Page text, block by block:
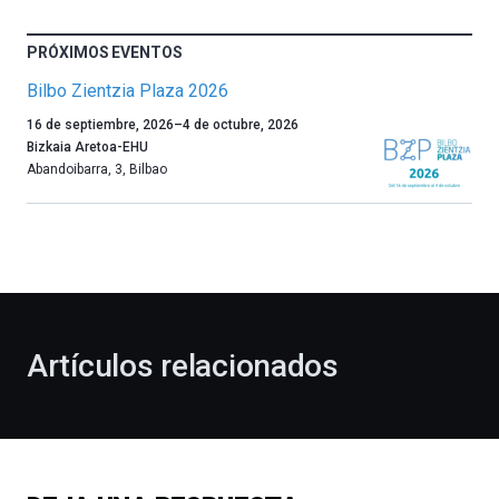
PRÓXIMOS EVENTOS
Bilbo Zientzia Plaza 2026
Un
año
más,
celebración
novena
16 de septiembre, 2026–4 de octubre, 2026
Bizkaia Aretoa-EHU
Abandoibarra, 3, Bilbao
Artículos relacionados